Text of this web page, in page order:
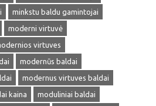
minkstu baldu gamintojai
moderni virtuvė
virtuves
modernūs baldai
modernus virtuves baldai
kaina
moduliniai baldai